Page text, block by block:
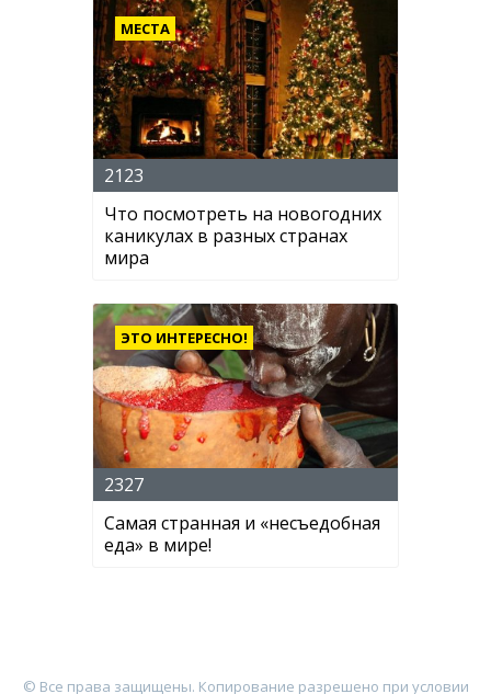
МЕСТА
2123
Что посмотреть на новогодних
каникулах в разных странах
мира
ЭТО ИНТЕРЕСНО!
2327
Самая странная и «несъедобная
еда» в мире!
© Все права защищены. Копирование разрешено при условии